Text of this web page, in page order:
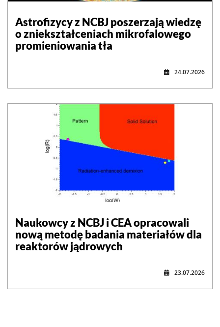
Astrofizycy z NCBJ poszerzają wiedzę
o zniekształceniach mikrofalowego
promieniowania tła
24.07.2026
Naukowcy z NCBJ i CEA opracowali
nową metodę badania materiałów dla
reaktorów jądrowych
23.07.2026